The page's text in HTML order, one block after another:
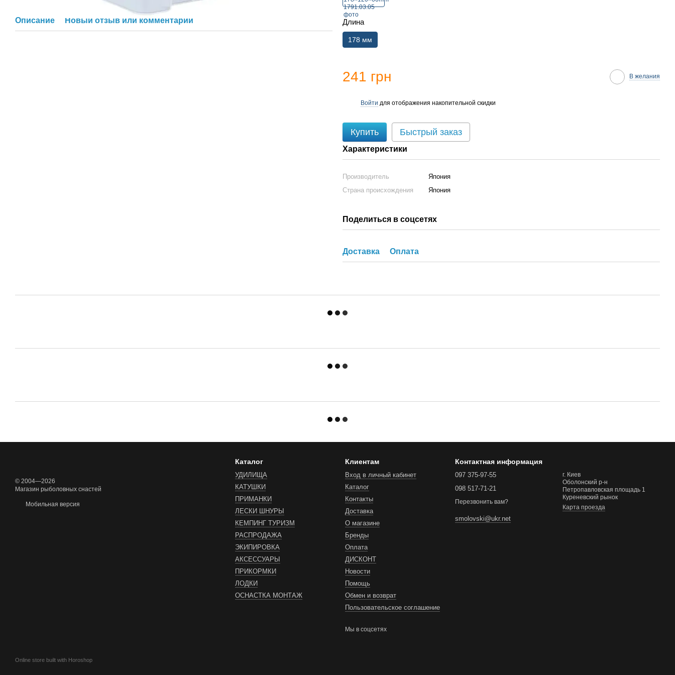
Описание Новый отзыв или комментарий Длина
178 мм
241 грн В желания
Войти для отображения накопительной скидки
Купить Быстрый заказ
Характеристики
Производитель
Япония
Страна происхождения
Япония
Поделиться в соцсетях
Доставка Оплата
© 2004—2026
Магазин рыболовных снастей
Мобильная версия
Online store built with Horoshop
Каталог
УДИЛИЩА
КАТУШКИ
ПРИМАНКИ
ЛЕСКИ ШНУРЫ
КЕМПИНГ ТУРИЗМ
РАСПРОДАЖА
ЭКИПИРОВКА
АКСЕССУАРЫ
ПРИКОРМКИ
ЛОДКИ
ОСНАСТКА МОНТАЖ
Клиентам
Вход в личный кабинет
Каталог
Контакты
Доставка
О магазине
Бренды
Оплата
ДИСКОНТ
Новости
Помощь
Обмен и возврат
Пользовательское соглашение
Мы в соцсетях
Контактная информация
097 375-97-55
098 517-71-21
Перезвонить вам?
smolovski@ukr.net
г. Киев
Оболонский р-н
Петропавловская площадь 1
Куреневский рынок
Карта проезда